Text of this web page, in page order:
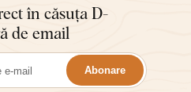
în căsuța D-
de email
Abonare